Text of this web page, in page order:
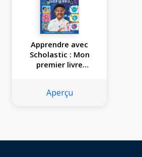
Apprendre avec
Scholastic : Mon
premier livre
Aperçu